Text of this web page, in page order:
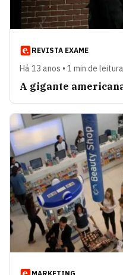
REVISTA EXAME
Há 13 anos • 1 min de leitura
A gigante